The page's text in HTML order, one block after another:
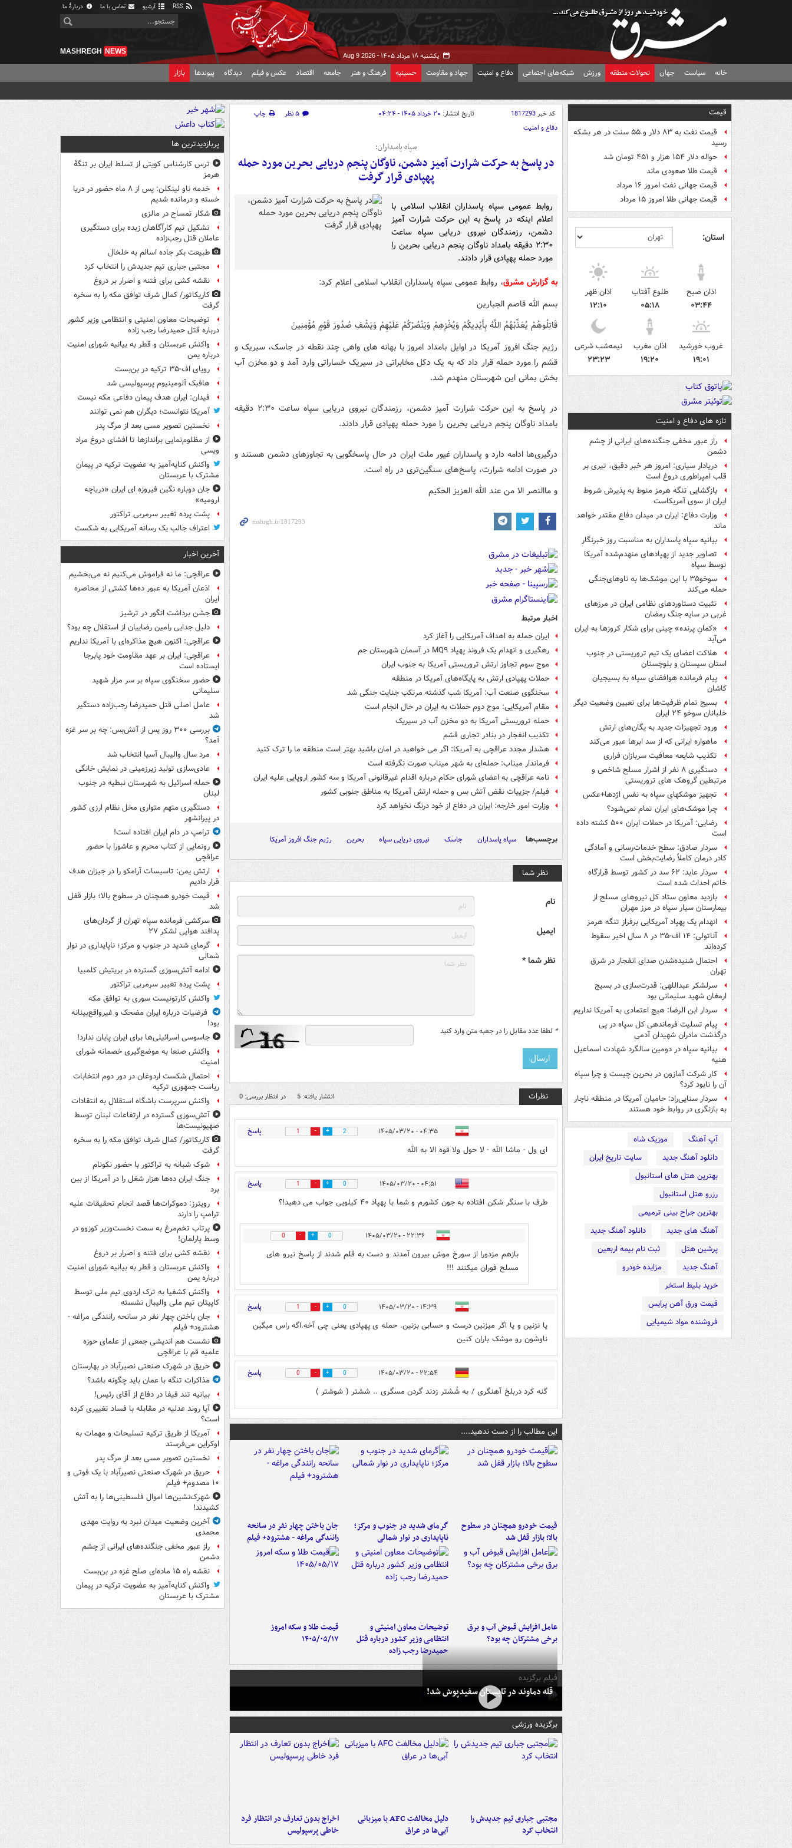
آرشیو تماس با ما دربارهٔ ما
یکشنبه ۱۸ مرداد ۱۴۰۵ - Aug 9 2026
MASHREGH NEWS
خانه سیاست جهان تحولات منطقه ورزش شبکه‌های اجتماعی دفاع و امنیت جهاد و مقاومت حسینیه فرهنگ و هنر جامعه اقتصاد عکس و فیلم دیدگاه پیوندها بازار
قیمت
قیمت نفت به ۸۳ دلار و ۵۵ سنت در هر بشکه
رسید
حواله دلار ۱۵۴ هزار و ۴۵۱ تومان شد
قیمت طلا صعودی ماند
قیمت جهانی نفت امروز ۱۶ مرداد
قیمت جهانی طلا امروز ۱۵ مرداد
استان:
اذان صبح
۰۳:۴۴
طلوع آفتاب
۰۵:۱۸
اذان ظهر
۱۲:۱۰
غروب خورشید
۱۹:۰۱
اذان مغرب
۱۹:۲۰
نیمه‌شب شرعی
۲۳:۲۳
تازه های دفاع و امنیت
راز عبور مخفی جنگنده‌های ایرانی از چشم
دشمن
دریادار سیاری: امروز هر خبر دقیق، تیری بر
قلب امپراطوری دروغ است
بازگشایی تنگه هرمز منوط به پذیرش شروط
ایران از سوی آمریکاست
وزارت دفاع: ایران در میدان دفاع مقتدر خواهد
ماند
بیانیه سپاه پاسداران به مناسبت روز خبرنگار
تصاویر جدید از پهپادهای منهدم‌شده آمریکا
توسط سپاه
سوخو۳۵ با این موشک‌ها به ناوهای‌جنگی
حمله می‌کند
تثبیت دستاوردهای نظامی ایران در مرزهای
غربی در سایه جنگ رمضان
«کمانِ پرنده» چینی برای شکار کروزها به ایران
می‌آید
هلاکت اعضای یک تیم تروریستی در جنوب
استان سیستان و بلوچستان
پیام فرمانده هوافضای سپاه به بسیجیان
کاشان
بسیج تمام ظرفیت‌ها برای تعیین وضعیت دیگر
خلبانان سوخو ۲۴ ایران
ورود تجهیزات جدید به یگان‌های ارتش
ماهواره ایرانی که از سد ابرها عبور می‌کند
تکذیب شایعه معافیت سربازان فراری
دستگیری ۸ نفر از اشرار مسلح شاخص و
مرتبطین گروهک های تروریستی
تجهیز موشکهای سپاه به نفس اژدها+عکس
چرا موشک‌های ایران تمام نمی‌شود؟
رضایی: آمریکا در حملات ایران ۵۰۰ کشته داده
است
سردار صادق: سطح خدمات‌رسانی و آمادگی
کادر درمان کاملاً رضایت‌بخش است
سردار عابد: ۶۲ سد در کشور توسط قرارگاه
خاتم احداث شده است
بازدید معاون ستاد کل نیروهای مسلح از
بیمارستان سیار سپاه در مرز مهران
انهدام یک پهپاد آمریکایی برفراز تنگه هرمز
آناتولی: ۱۴ اف-۳۵ در ۸ سال اخیر سقوط
کرده‌اند
احتمال شنیده‌شدن صدای انفجار در شرق
تهران
سرلشکر عبداللهی: قدرت‌سازی در بسیج
ارمغان شهید سلیمانی بود
سردار ابن الرضا: هیچ اعتمادی به آمریکا نداریم
پیام تسلیت فرماندهی کل سپاه در پی
درگذشت مادران شهیدان آدمی
بیانیه سپاه در دومین سالگرد شهادت اسماعیل
هنیه
کار شرکت آمازون در بحرین چیست و چرا سپاه
آن را نابود کرد؟
سردار سنایی‌راد: حامیان آمریکا در منطقه ناچار
به بازنگری در روابط خود هستند
آپ آهنگ
موزیک شاه
دانلود آهنگ جدید
سایت تاریخ ایران
بهترین هتل های استانبول
رزرو هتل استانبول
بهترین جراح بینی ترمیمی
آهنگ های جدید
دانلود آهنگ جدید
پرشین هتل
ثبت نام بیمه اربعین
آهنگ جدید
مزایده خودرو
خرید بلیط استخر
قیمت ورق آهن پرایس
فروشنده مواد شیمیایی
کد خبر1817293 تاریخ انتشار: ۲۰ خرداد ۱۴۰۵ - ۰۴:۲۴ ۵ نظر
چاپ
دفاع و امنیت
سپاه پاسداران:
در پاسخ به حرکت شرارت آمیز دشمن، ناوگان پنجم دریایی بحرین مورد حمله
پهپادی قرار گرفت
روابط عمومی سپاه پاسداران انقلاب اسلامی با
اعلام اینکه در پاسخ به این حرکت شرارت آمیز
دشمن، رزمندگان نیروی دریایی سپاه ساعت
۲:۳۰ دقیقه بامداد ناوگان پنجم دریایی بحرین را
مورد حمله پهپادی قرار دادند.
به گزارش مشرق، روابط عمومی سپاه پاسداران انقلاب اسلامی اعلام کرد:
بسم الله قاصم الجبارین
قَاتِلُوهُمْ یُعَذِّبْهُمُ اللَّهُ بِأَیْدِیکُمْ وَیُخْزِهِمْ وَیَنْصُرْکُمْ عَلَیْهِمْ وَیَشْفِ صُدُورَ قَوْمٍ مُؤْمِنِینَ
رژیم جنگ افروز آمریکا در اوایل بامداد امروز با بهانه های واهی چند نقطه در جاسک، سیریک و
قشم را مورد حمله قرار داد که به یک دکل مخابراتی در سیریک خساراتی وارد آمد و دو مخزن آب
بخش بمانی این شهرستان منهدم شد.
در پاسخ به این حرکت شرارت آمیز دشمن، رزمندگان نیروی دریایی سپاه ساعت ۲:۳۰ دقیقه
بامداد ناوگان پنجم دریایی بحرین را مورد حمله پهپادی قرار دادند.
درگیری‌ها ادامه دارد و پاسداران غیور ملت ایران در حال پاسخگویی به تجاوزهای دشمن هستند و
در صورت ادامه شرارت، پاسخ‌های سنگین‌تری در راه است.
و ماالنصر الا من عند الله العزیز الحکیم
اخبار مرتبط
ایران حمله به اهداف آمریکایی را آغاز کرد
رهگیری و انهدام یک فروند پهپاد MQ۹ در آسمان شهرستان جم
موج سوم تجاوز ارتش تروریستی آمریکا به جنوب ایران
حملات پهپادی ارتش به پایگاه‌های آمریکا در منطقه
سخنگوی صنعت آب: آمریکا شب گذشته مرتکب جنایت جنگی شد
مقام آمریکایی: موج دوم حملات به ایران در حال انجام است
حمله تروریستی آمریکا به دو مخزن آب در سیریک
تکذیب انفجار در بنادر تجاری قشم
هشدار مجدد عراقچی به آمریکا: اگر می خواهید در امان باشید بهتر است منطقه ما را ترک کنید
فرماندار میناب: حمله‌ای به شهر میناب صورت نگرفته است
نامه عراقچی به اعضای شورای حکام درباره اقدام غیرقانونی آمریکا و سه کشور اروپایی علیه ایران
فیلم/ جزییات نقض آتش بس و حمله ارتش آمریکا به مناطق جنوبی کشور
وزارت امور خارجه: ایران در دفاع از خود درنگ نخواهد کرد
برچسب‌ها سپاه پاسداران جاسک نیروی دریایی سپاه بحرین رژیم جنگ افروز آمریکا
نظر شما
نام
ایمیل
نظر شما *
* لطفا عدد مقابل را در جعبه متن وارد کنید
نظرات انتشار یافته: 5 در انتظار بررسی: 0
۰۴:۳۵ - ۱۴۰۵/۰۳/۲۰ 2
1 پاسخ
ای ول - ماشا الله - لا حول ولا قوه الا به الله
۰۴:۵۱ - ۱۴۰۵/۰۳/۲۰ 0
1 پاسخ
طرف با سنگر شکن افتاده به جون کشورم و شما با پهپاد ۴۰ کیلویی جواب می دهید!؟
۲۲:۳۶ - ۱۴۰۵/۰۳/۲۰ 0
0
بازهم مزدورا از سورخ موش بیرون آمدند و دست به قلم شدند از پاسخ نیرو های
مسلح فوران میکنند !!!
۱۴:۳۹ - ۱۴۰۵/۰۳/۲۰ 0
1 پاسخ
یا نزنین و یا اگر میزنین درست و حسابی بزنین. حمله ی پهپادی یعنی چی آخه.اگه راس میگین
ناوشون رو موشک باران کنین
۲۲:۵۴ - ۱۴۰۵/۰۳/۲۰ 0
0 پاسخ
گنه کرد دربلخ آهنگری / به شُشتر زدند گردن مسگری .. ششتر ( شوشتر )
این مطالب را از دست ندهید....
قیمت خودرو همچنان در سطوح
بالا؛ بازار قفل شد
گرمای شدید در جنوب و مرکز؛
ناپایداری در نوار شمالی
جان باختن چهار نفر در سانحه
رانندگی مراغه - هشترود+ فیلم
عامل افزایش قبوض آب و برق
برخی مشترکان چه بود؟
توضیحات معاون امنیتی و
انتظامی وزیر کشور درباره قتل
حمیدرضا رجب زاده
قیمت طلا و سکه امروز
۱۴۰۵/۰۵/۱۷
فیلم برگزیده
قله دماوند در تابستان سفیدپوش شد!
برگزیده ورزشی
مجتبی جباری تیم جدیدش را
انتخاب کرد
دلیل مخالفت AFC با میزبانی
آبی‌ها در عراق
اخراج بدون تعارف در انتظار فرد
خاطی پرسپولیس
پربازدیدترین ها
ترس کارشناس کویتی از تسلط ایران بر تنگۀ
هرمز
خدمه ناو لینکلن: پس از ۸ ماه حضور در دریا
خسته و درمانده‌ شدیم
شکار تمساح در مالزی
تشکیل تیم کارآگاهان زبده برای دستگیری
عاملان قتل رجب‌زاده
طبیعت بکر جاده اسالم به خلخال
مجتبی جباری تیم جدیدش را انتخاب کرد
نقشه کشی برای فتنه و اصرار بر دروغ
کاریکاتور/ کمال شرف توافق مکه را به سخره
گرفت
توضیحات معاون امنیتی و انتظامی وزیر کشور
درباره قتل حمیدرضا رجب زاده
واکنش عربستان و قطر به بیانیه شورای امنیت
درباره یمن
رویای اف-۳۵ ترکیه در بن‌بست
هافبک آلومینیوم پرسپولیسی شد
فیدان: ایران هدف پیمان دفاعی مکه نیست
آمریکا نتوانست؛ دیگران هم نمی توانند
نخستین تصویر مسی بعد از مرگ پدر
از مظلوم‌نمایی براندازها تا افشای دروغ مراد
ویسی
واکنش کنایه‌آمیز به عضویت ترکیه در پیمان
مشترک با عربستان
جان دوباره نگین فیروزه ای ایران «دریاچه
ارومیه»
پشت پرده تغییر سرمربی تراکتور
اعتراف جالب یک رسانه آمریکایی به شکست
آخرین اخبار
عراقچی: ما نه فراموش می‌کنیم نه می‌بخشیم
اذعان آمریکا به عبور ده‌ها کشتی از محاصره
ایران
جشن برداشت انگور در ترشیز
دلیل جدایی رامین رضاییان از استقلال چه بود؟
عراقچی: اکنون هیچ مذاکره‌ای با آمریکا نداریم
عراقچی: ایران بر عهد مقاومت خود پابرجا
ایستاده است
حضور سخنگوی سپاه بر سر مزار شهید
سلیمانی
عامل اصلی قتل حمیدرضا رجب‌زاده دستگیر
شد
بررسی ۳۰۰ روز پس از آتش‌بس: چه بر سر غزه
آمد؟
مرد سال والیبال آسیا انتخاب شد
عادی‌سازی تولید زیرزمینی در نمایش خانگی
حمله اسرائیل به شهرستان نبطیه در جنوب
لبنان
دستگیری متهم متواری مخل نظام ارزی کشور
در پیرانشهر
ترامپ در دام ایران افتاده است!
رونمایی از کتاب محرم و عاشورا با حضور
عراقچی
ارتش یمن: تاسیسات آرامکو را در جیزان هدف
قرار دادیم
قیمت خودرو همچنان در سطوح بالا؛ بازار قفل
شد
سرکشی فرمانده سپاه تهران از گردان‌های
پدافند هوایی لشکر ۲۷
گرمای شدید در جنوب و مرکز؛ ناپایداری در نوار
شمالی
ادامه آتش‌سوزی گسترده در بریتیش کلمبیا
پشت پرده تغییر سرمربی تراکتور
واکنش کارتونیست سوری به توافق مکه
فرضیات درباره ایران مضحک و غیرواقع‌بینانه
بود!
جاسوسی اسرائیلی‌ها برای ایران پایان ندارد!
واکنش صنعا به موضع‌گیری خصمانه شورای
امنیت
احتمال شکست اردوغان در دور دوم انتخابات
ریاست جمهوری ترکیه
واکنش سرپرست باشگاه استقلال به انتقادات
آتش‌سوزی گسترده در ارتفاعات لبنان توسط
صهیونیست‌ها
کاریکاتور/ کمال شرف توافق مکه را به سخره
گرفت
شوک شبانه به تراکتور با حضور نکونام
جنگ ایران ده‌ها هزار شغل را در آمریکا از بین
برد
رویترز: دموکرات‌ها قصد انجام تحقیقات علیه
ترامپ را دارند
پرتاب تخم‌مرغ به سمت نخست‌وزیر کوزوو در
وسط پارلمان!
نقشه کشی برای فتنه و اصرار بر دروغ
واکنش عربستان و قطر به بیانیه شورای امنیت
درباره یمن
واکنش کشفیا به ترک اردوی تیم ملی توسط
کاپیتان تیم ملی والیبال نشسته
جان باختن چهار نفر در سانحه رانندگی مراغه -
هشترود+ فیلم
نشست هم اندیشی جمعی از علمای حوزه
علمیه قم با عراقچی
حریق در شهرک صنعتی نصیرآباد در بهارستان
مذاکرات تنگه با عمان باید چگونه باشد؟
بیانیه تند فیفا در دفاع از آقای رئیس!
آیا روند عدلیه در مقابله با فساد تغییری کرده
است؟
آمریکا از طریق ترکیه تسلیحات و مهمات به
اوکراین می‌فرستد
نخستین تصویر مسی بعد از مرگ پدر
حریق در شهرک صنعتی نصیرآباد با یک فوتی و
۱۰ مصدوم+ فیلم
شهرک‌نشین‌ها اموال فلسطینی‌ها را به آتش
کشیدند!
آخرین وضعیت میدان نبرد به روایت مهدی
محمدی
راز عبور مخفی جنگنده‌های ایرانی از چشم
دشمن
نقشه راه ۱۵ ماده‌ای صلح غزه در بن‌بست
واکنش کنایه‌آمیز به عضویت ترکیه در پیمان
مشترک با عربستان